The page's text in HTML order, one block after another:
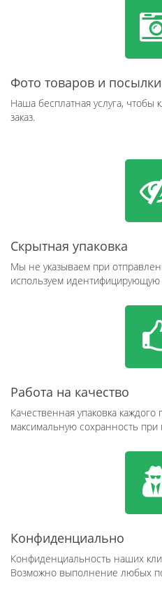
Фото товаров и посылки
Наша бесплатная услуга, чтобы
заказ.
Скрытная упаковка
Мы не указываем при
используем идентифицирующую
Работа на качество
Качественная упаковка
максимальную сохранность при
Конфиденциально
Конфиденциальность наших
Возможно выполнение любых